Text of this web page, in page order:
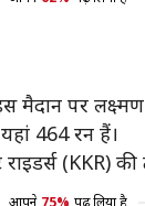
मैदान पर
464 रन हैं।
(KKR) की
आपने 75% पढ़ लिया है